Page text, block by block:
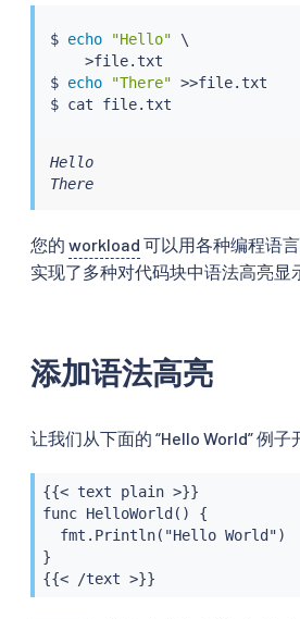
$ echo "Hello" \
>file.txt
$ echo "There" >>file.txt
$ cat
Hello
There
您的 workload 可以用各种编程语
实现了多种对代码块中语法高亮显
添加语法高亮
让我们从下面的 “Hello World” 例子
{{< text plain >}}
func HelloWorld() {
  fmt.Println("Hello World")
}
{{< /text >}}